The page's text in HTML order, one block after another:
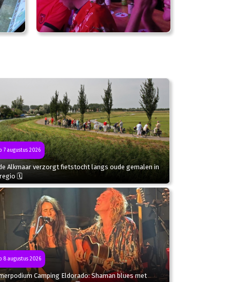
7 augustus 2026
Alkmaar verzorgt fietstocht langs oude gemalen in
🗓
8 augustus 2026
Camping Eldorado: Shaman blues met